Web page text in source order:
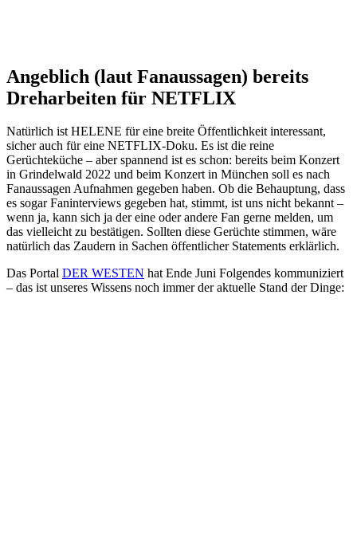
Angeblich (laut Fanaussagen) bereits
Dreharbeiten für NETFLIX
Natürlich ist HELENE für eine breite Öffentlichkeit interessant,
sicher auch für eine NETFLIX-Doku. Es ist die reine
Gerüchteküche – aber spannend ist es schon: bereits beim Konzert
in Grindelwald 2022 und beim Konzert in München soll es nach
Fanaussagen Aufnahmen gegeben haben. Ob die Behauptung, dass
es sogar Faninterviews gegeben hat, stimmt, ist uns nicht bekannt –
wenn ja, kann sich ja der eine oder andere Fan gerne melden, um
das vielleicht zu bestätigen. Sollten diese Gerüchte stimmen, wäre
natürlich das Zaudern in Sachen öffentlicher Statements erklärlich.
Das Portal DER WESTEN hat Ende Juni Folgendes kommuniziert
– das ist unseres Wissens noch immer der aktuelle Stand der Dinge: